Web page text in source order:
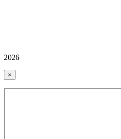
2026
×